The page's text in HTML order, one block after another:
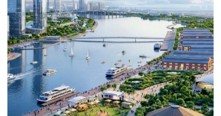
lực cạnh tranh của đô thị lớn nhất cả nước.